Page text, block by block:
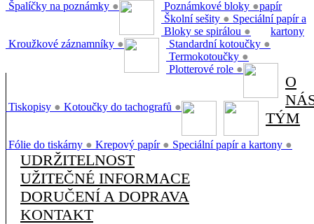
Špalíčky na poznámky ● Poznámkové bloky ●
Školní sešity ●
Bloky se spirálou ●
Kroužkové záznamníky ● Standardní kotoučky ●
Termokotoučky ●
Plotterové role ●
Tiskopisy ● Kotoučky do tachografů ●
papír
Speciální papír a
kartony
Fólie do tiskárny ● Krepový papír ● Speciální papír a kartony ●
O
TÝM
UDRŽITELNOST
UŽITEČNÉ INFORMACE
DORUČENÍ A DOPRAVA
KONTAKT